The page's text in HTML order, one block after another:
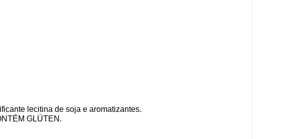
lecitina de soja e aromatizantes.
GLÚTEN.